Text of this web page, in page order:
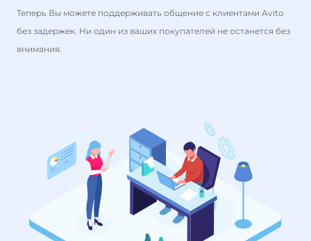
Теперь Вы можете поддерживать общение с клиентами Avito
без задержек. Ни один из ваших покупателей не останется без
внимания.